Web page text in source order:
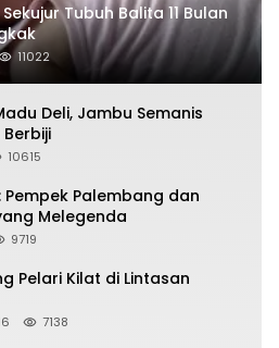
Tubuh Balita 11 Bulan
11022
Deli, Jambu Semanis
10615
Pempek Palembang dan
Melegenda
9719
Pelari Kilat di Lintasan
7138